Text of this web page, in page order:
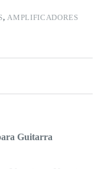
,AMPLIFICADORES
Guitarra